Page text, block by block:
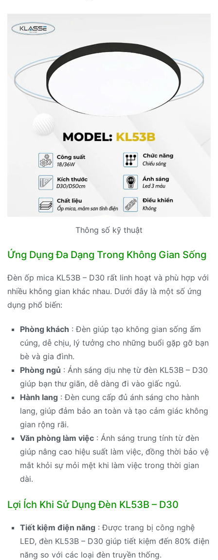
Thông số kỹ thuật
Ứng Dụng Đa Dạng Trong Không Gian Sống
Đèn ốp mica KL53B – D30 rất linh hoạt và phù hợp với
nhiều không gian khác nhau. Dưới đây là một số ứng
dụng phổ biến:
Phòng khách : Đèn giúp tạo không gian sống ấm
cúng, dễ chịu, lý tưởng cho những buổi gặp gỡ bạn
bè và gia đình.
Phòng ngủ : Ánh sáng dịu nhẹ từ đèn KL53B – D30
giúp bạn thư giãn, dễ dàng đi vào giấc ngủ.
Hành lang: Đèn cung cấp đủ ánh sáng cho hành
lang, giúp đảm bảo an toàn và tạo cảm giác không
gian rộng rãi.
Văn phòng làm việc: Ánh sáng trung tính từ đèn
giúp nâng cao hiệu suất làm việc, đồng thời bảo vệ
mắt khỏi sự mỏi mệt khi làm việc trong thời gian
dài.
Lợi Ích Khi Sử Dụng Đèn KL53B – D30
Tiết kiệm điện năng: Được trang bị công nghệ
LED, đèn KL53B – D30 giúp tiết kiệm đến 80% điện
năng so với các loại đèn truyền thống.